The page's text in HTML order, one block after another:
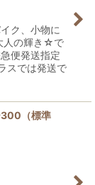
ク、小物に
人の輝き☆で
便発送指定
スでは発送で
300（標準